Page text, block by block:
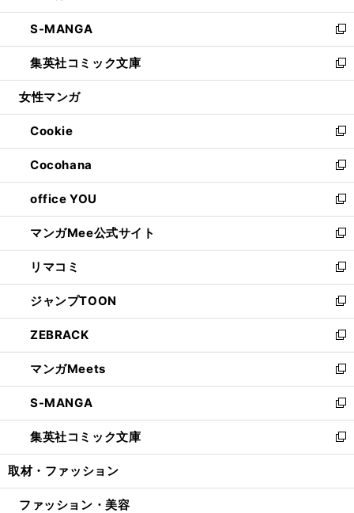
開
く
ウ
で
開
く
ン
ド
ウ
で
開
ウ
ィ
ン
ド
ウ
開
く
し
い
ウ
ィ
ン
ウ
で
開
く
S-MANGA
新
し
い
ウ
ン
ド
ウ
で
開
く
集英社コミック文庫
新
し
ウ
ィ
ン
ド
ウ
で
開
く
女性マンガ
Cookie
新
し
い
ウ
ィ
ン
ド
ウ
で
開
く
Cocohana
新
し
い
ウ
ィ
ン
ド
ウ
で
開
く
office YOU
新
し
い
ウ
ィ
ン
ド
ウ
で
開
く
マンガMee公式サイト
新
し
い
ウ
ィ
ン
ド
ウ
で
開
く
リマコミ
新
し
い
ウ
ィ
ン
ド
ウ
で
開
く
ジャンプTOON
新
し
い
ウ
ィ
ン
ド
ウ
で
開
ZEBRACK
新
し
い
ウ
ィ
ン
ド
ウ
開
マンガMeets
新
し
い
ウ
ィ
ン
ウ
S-MANGA
新
し
い
ウ
ン
集英社コミック文庫
新
し
ウ
取材・ファッション
ファッション・美容